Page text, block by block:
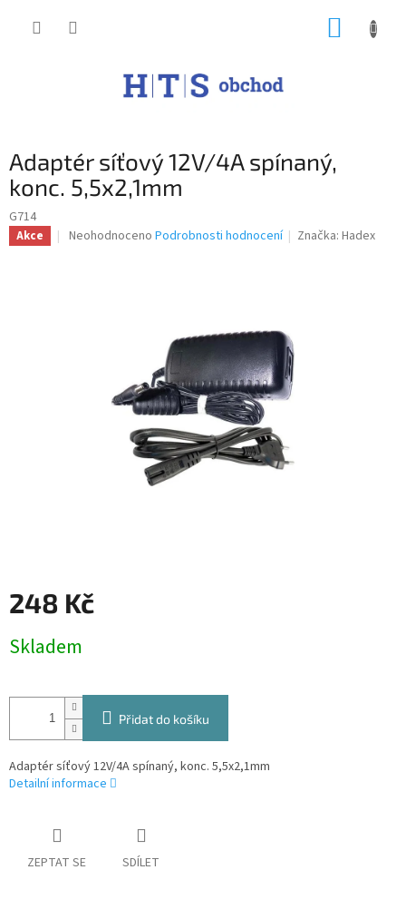
Adaptér síťový 12V/4A spínaný,
konc. 5,5x2,1mm
G714
Akce
Průměrné
Neohodnoceno Podrobnosti hodnocení Značka:Hadex
248 Kč
cena:
Skladem
Přidat do košíku
Adaptér síťový 12V/4A spínaný, konc. 5,5x2,1mm
Detailní informace
ZEPTAT SE SDÍLET